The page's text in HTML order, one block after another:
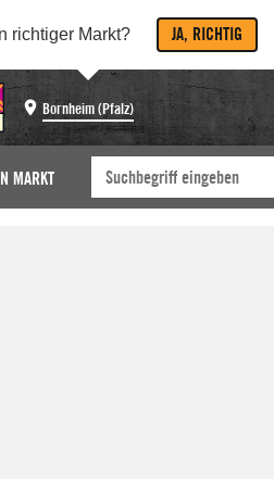
richtiger Markt? JA, RICHTIG
Bornheim (Pfalz)
MARKT